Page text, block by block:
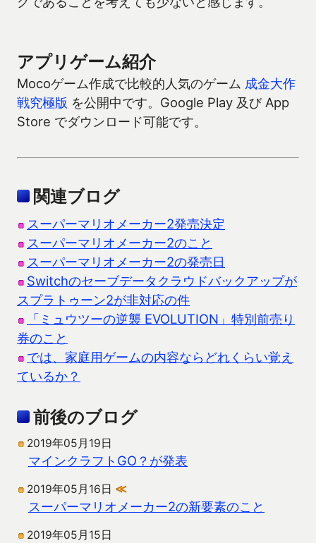
アプリゲーム紹介
Mocoゲーム作成で比較的人気のゲーム 成金大作
戦究極版 を公開中です。Google Play 及び App
Store でダウンロード可能です。
関連ブログ
スーパーマリオメーカー2発売決定
スーパーマリオメーカー2のこと
スーパーマリオメーカー2の発売日
Switchのセーブデータクラウドバックアップが
スプラトゥーン2が非対応の件
「ミュウツーの逆襲 EVOLUTION」特別前売り
券のこと
では、家庭用ゲームの内容ならどれくらい覚え
ているか？
前後のブログ
2019年05月19日
マインクラフトGO？が発表
2019年05月16日 ≪
スーパーマリオメーカー2の新要素のこと
2019年05月15日